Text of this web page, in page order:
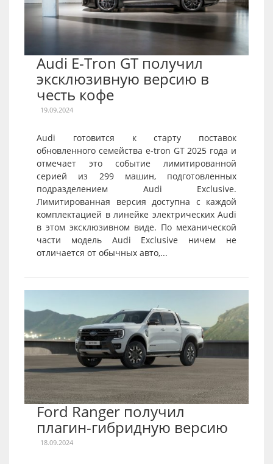
Audi E-Tron GT получил
эксклюзивную версию в
честь кофе
19.09.2024
Audi готовится к старту поставок
обновленного семейства e-tron GT 2025 года и
отмечает это событие лимитированной
серией из 299 машин, подготовленных
подразделением Audi Exclusive.
Лимитированная версия доступна с каждой
комплектацией в линейке электрических Audi
в этом эксклюзивном виде. По механической
части модель Audi Exclusive ничем не
отличается от обычных авто,...
Ford Ranger получил
плагин-гибридную версию
18.09.2024